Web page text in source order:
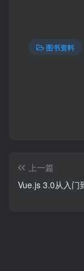
图书资料
上一篇
Vue.js 3.0从入门